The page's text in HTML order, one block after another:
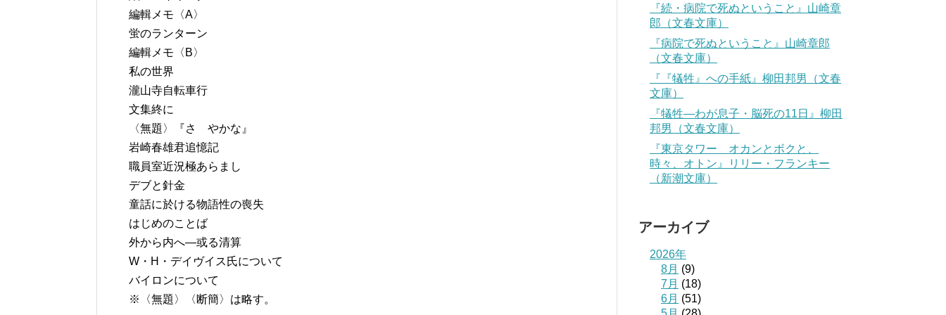
編輯メモ〈A〉
蛍のランターン
編輯メモ〈B〉
私の世界
瀧山寺自転車行
文集終に
〈無題〉『さゝやかな』
岩崎春雄君追憶記
職員室近況極あらまし
デブと針金
童話に於ける物語性の喪失
はじめのことば
外から内へ―或る清算
W・H・デイヴイス氏について
バイロンについて
※〈無題〉〈断簡〉は略す。
『続・病院で死ぬということ』山崎章
郎（文春文庫）
『病院で死ぬということ』山崎章郎
（文春文庫）
『『犠牲』への手紙』柳田邦男（文春
文庫）
『犠牲―わが息子・脳死の11日』柳田
邦男（文春文庫）
『東京タワー オカンとボクと、
時々、オトン』リリー・フランキー
（新潮文庫）
アーカイブ
2026年
8月 (9)
7月 (18)
6月 (51)